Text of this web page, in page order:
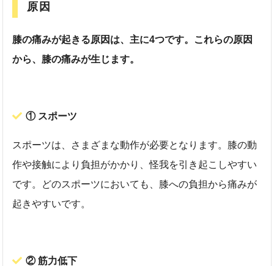
原因
膝の痛みが起きる原因は、主に4つです。これらの原因
から、膝の痛みが生じます。
① スポーツ
スポーツは、さまざまな動作が必要となります。膝の動
作や接触により負担がかかり、怪我を引き起こしやすい
です。どのスポーツにおいても、膝への負担から痛みが
起きやすいです。
② 筋力低下